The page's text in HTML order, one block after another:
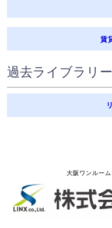
賃
過去ライブラリー
大阪ワンルー